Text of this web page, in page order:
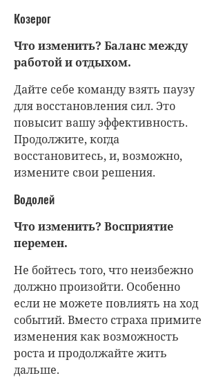
Козерог
Что изменить? Баланс между
работой и отдыхом.
Дайте себе команду взять паузу
для восстановления сил. Это
повысит вашу эффективность.
Продолжите, когда
восстановитесь, и, возможно,
измените свои решения.
Водолей
Что изменить? Восприятие
перемен.
Не бойтесь того, что неизбежно
должно произойти. Особенно
если не можете повлиять на ход
событий. Вместо страха примите
изменения как возможность
роста и продолжайте жить
дальше.